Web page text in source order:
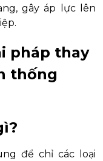
gây áp lực lên
pháp thay
thống
để chỉ các loại